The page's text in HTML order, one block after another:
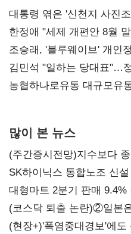
대통령 엮은 '신천지 사진
한정애 "세제 개편안 8월
조승래, '블루웨이브' 개인
통감"
김민석 "일하는 당대표"…
농협하나로유통 대규모유
많이 본 뉴스
(주간증시전망)지수보다
SK하이닉스 통합노조 신
불만 확산
대형마트 2분기 판매
(코스닥 퇴출 논란)②일본
당장 퇴출?…시간만으론
(현장+)'폭염중대경보'에도